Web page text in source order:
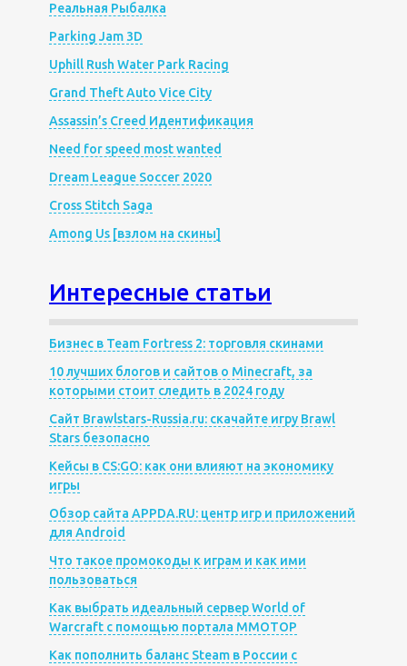
Реальная Рыбалка
Parking Jam 3D
Uphill Rush Water Park Racing
Grand Theft Auto Vice City
Assassin’s Creed Идентификация
Need for speed most wanted
Dream League Soccer 2020
Cross Stitch Saga
Among Us [взлом на скины]
Интересные статьи
Бизнес в Team Fortress 2: торговля скинами
10 лучших блогов и сайтов о Minecraft, за
которыми стоит следить в 2024 году
Сайт Brawlstars-Russia.ru: скачайте игру Brawl
Stars безопасно
Кейсы в CS:GO: как они влияют на экономику
игры
Обзор сайта APPDA.RU: центр игр и приложений
для Android
Что такое промокоды к играм и как ими
пользоваться
Как выбрать идеальный сервер World of
Warcraft с помощью портала MMOTOP
Как пополнить баланс Steam в России с